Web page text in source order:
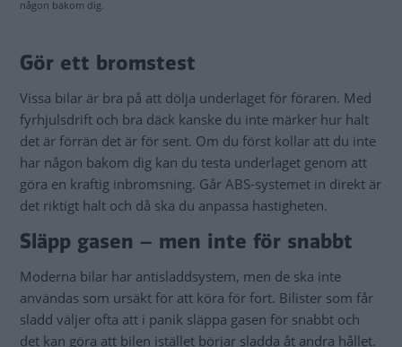
någon bakom dig.
Gör ett bromstest
Vissa bilar är bra på att dölja underlaget för föraren. Med
fyrhjulsdrift och bra däck kanske du inte märker hur halt
det är förrän det är för sent. Om du först kollar att du inte
har någon bakom dig kan du testa underlaget genom att
göra en kraftig inbromsning. Går ABS-systemet in direkt är
det riktigt halt och då ska du anpassa hastigheten.
Släpp gasen – men inte för snabbt
Moderna bilar har antisladdsystem, men de ska inte
användas som ursäkt för att köra för fort. Bilister som får
sladd väljer ofta att i panik släppa gasen för snabbt och
det kan göra att bilen istället börjar sladda åt andra hållet.